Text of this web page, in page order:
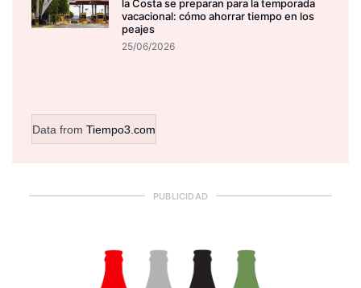
la Costa se preparan para la temporada
vacacional: cómo ahorrar tiempo en los
peajes
25/06/2026
Data from Tiempo3.com
PUBLICIDAD